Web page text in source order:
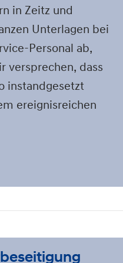
in Zeitz und
Unterlagen bei
Personal ab,
versprechen, dass
instandgesetzt
ereignisreichen